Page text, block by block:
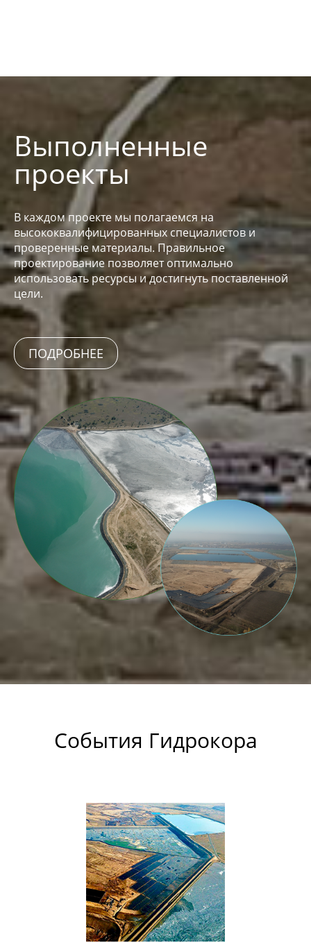
Выполненные
проекты
В каждом проекте мы полагаемся на
высококвалифицированных специалистов и
проверенные материалы. Правильное
проектирование позволяет оптимально
использовать ресурсы и достигнуть поставленной
цели.
ПОДРОБНЕЕ
События Гидрокора